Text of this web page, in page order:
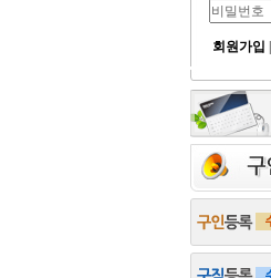
회원가입